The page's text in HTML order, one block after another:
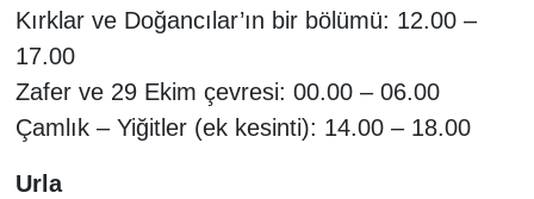
Kırklar ve Doğancılar’ın bir bölümü: 12.00 –
17.00
Zafer ve 29 Ekim çevresi: 00.00 – 06.00
Çamlık – Yiğitler (ek kesinti): 14.00 – 18.00
Urla